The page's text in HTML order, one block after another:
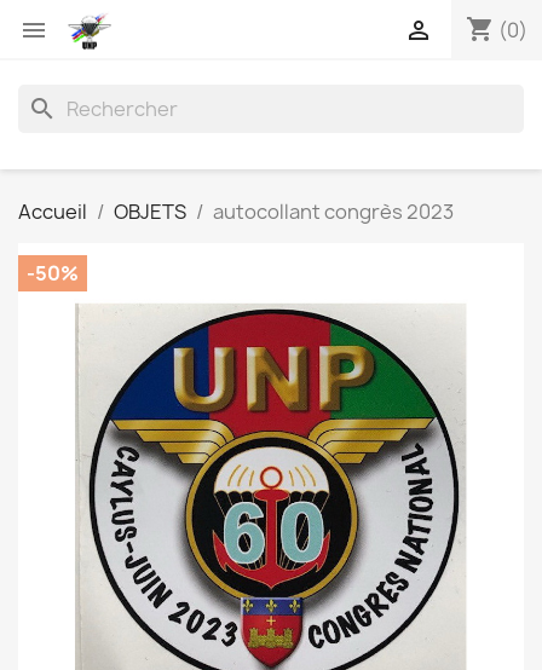
 shopping_cart (0)

search
Accueil OBJETS autocollant congrès 2023
-50%